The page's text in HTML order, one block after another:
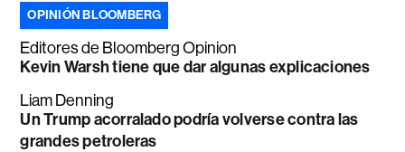
OPINIÓN BLOOMBERG
Editores de Bloomberg Opinion
Kevin Warsh tiene que dar algunas explicaciones
Liam Denning
Un Trump acorralado podría volverse contra las
grandes petroleras